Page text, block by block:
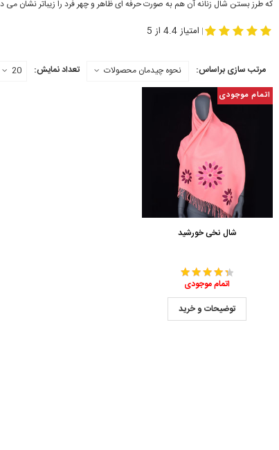
که طرز بستن شال زنانه آن هم به صورت حرفه ای ظاهر و چهر فرد را زیباتر نشان می
| امتیاز 4.4 از 5
مرتب سازی براساس: نحوه چیدمان محصولات تعداد نمایش: 20
اتمام موجودی
شال نخی خورشید
اتمام موجودی
توضیحات و خرید